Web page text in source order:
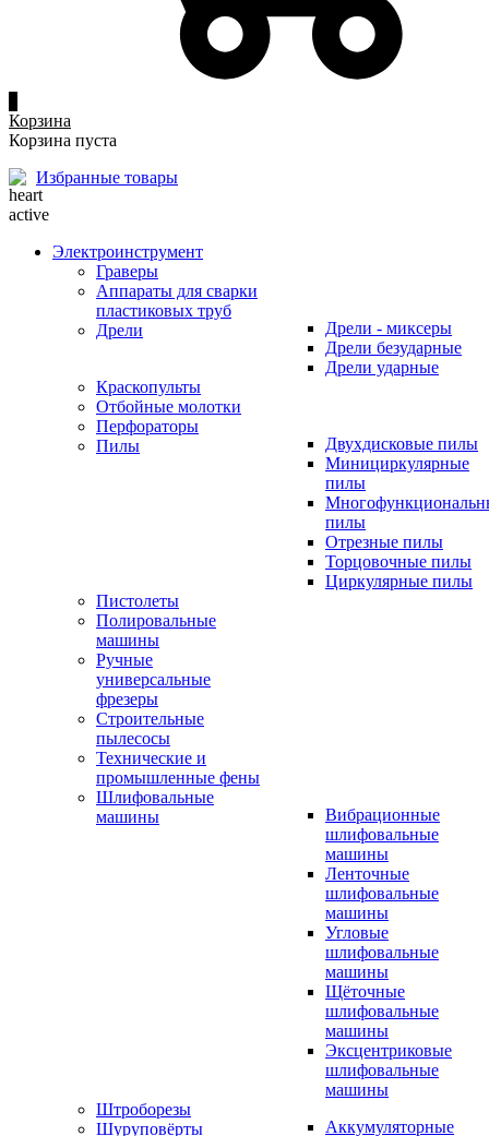
Корзина
Корзина пуста
Избранные товары
Электроинструмент
Граверы
Аппараты для сварки
пластиковых труб
Дрели
Дрели - миксеры
Дрели безударные
Дрели ударные
Краскопульты
Отбойные молотки
Перфораторы
Пилы
Двухдисковые пилы
Минициркулярные
пилы
пилы
Отрезные пилы
Торцовочные пилы
Циркулярные пилы
Пистолеты
Полировальные
машины
Ручные
универсальные
фрезеры
Строительные
пылесосы
Технические и
промышленные фены
Шлифовальные
машины
Вибрационные
шлифовальные
машины
Ленточные
шлифовальные
машины
Угловые
шлифовальные
машины
Щёточные
шлифовальные
машины
Эксцентриковые
шлифовальные
машины
Штроборезы
Шуруповёрты
Аккумуляторные